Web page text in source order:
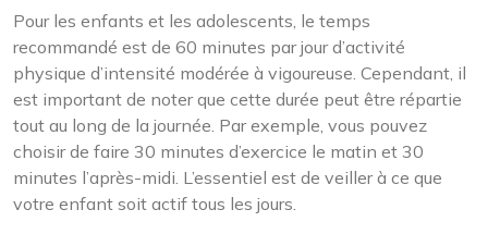
Pour les enfants et les adolescents, le temps
recommandé est de 60 minutes par jour d’activité
physique d’intensité modérée à vigoureuse. Cependant, il
est important de noter que cette durée peut être répartie
tout au long de la journée. Par exemple, vous pouvez
choisir de faire 30 minutes d’exercice le matin et 30
minutes l’après-midi. L’essentiel est de veiller à ce que
votre enfant soit actif tous les jours.